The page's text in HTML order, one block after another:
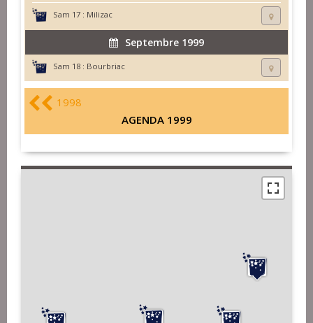
Sam 17 : Milizac
Septembre 1999
Sam 18 : Bourbriac
1998
AGENDA 1999